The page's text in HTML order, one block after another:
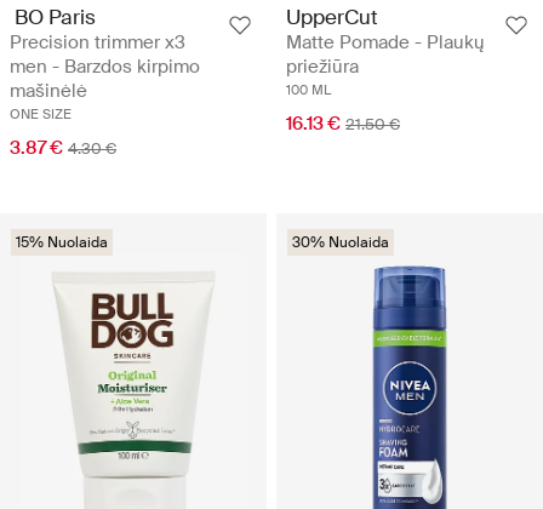
BO Paris
Precision trimmer x3
men - Barzdos kirpimo
mašinėlė
ONE SIZE
3.87 € 4.30 €
UpperCut
Matte Pomade - Plaukų
priežiūra
100 ML
16.13 € 21.50 €
15% Nuolaida 30% Nuolaida